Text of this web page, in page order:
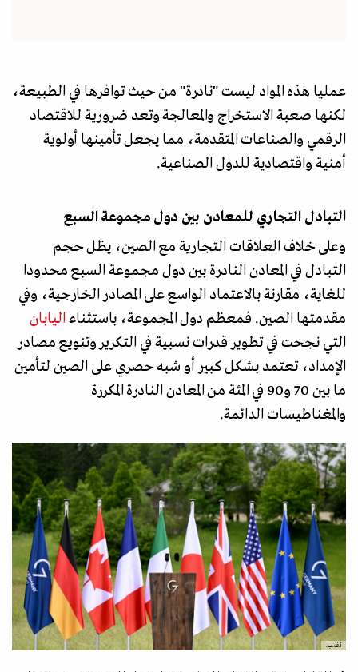
عمليا هذه المواد ليست "نادرة" من حيث توافرها في الطبيعة،
لكنها صعبة الاستخراج والمعالجة وتعد ضرورية للاقتصاد
الرقمي والصناعات المتقدمة، مما يجعل تأمينها أولوية
أمنية واقتصادية للدول الصناعية.
التبادل التجاري للمعادن بين دول مجموعة السبع
وعلى خلاف العلاقات التجارية مع الصين، يظل حجم
التبادل في المعادن النادرة بين دول مجموعة السبع محدودا
للغاية، مقارنة بالاعتماد الواسع على المصادر الخارجية، وفي
مقدمتها الصين. فمعظم دول المجموعة، باستثناء اليابان
التي نجحت في تطوير قدرات نسبية في التكرير وتنويع مصادر
الإمداد، تعتمد بشكل كبير أو شبه حصري على الصين لتأمين
ما بين 70 و90 في المئة من المعادن النادرة المكررة
والمغناطيسات الدائمة.
أ.ف.ب.